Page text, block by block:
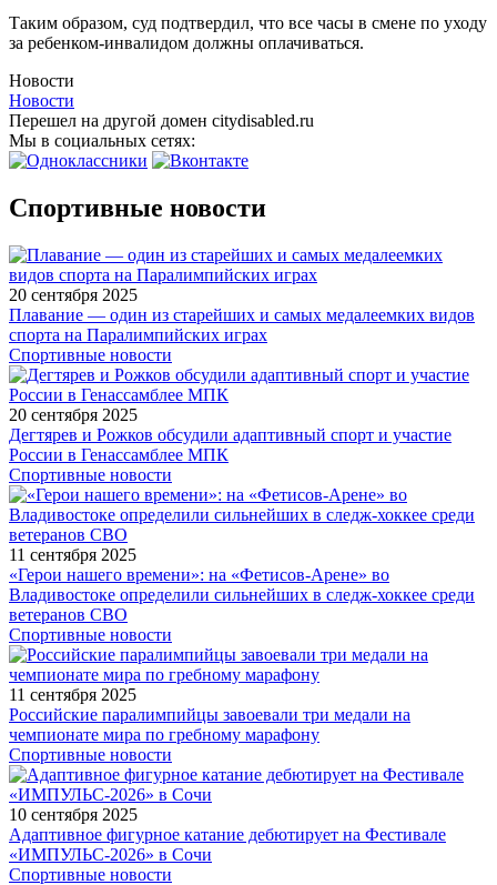
Таким образом, суд подтвердил, что все часы в смене по уходу
за ребенком-инвалидом должны оплачиваться.
Новости
Новости
Перешел на другой домен citydisabled.ru
Мы в социальных сетях:
Спортивные новости
20 сентября 2025
Плавание — один из старейших и самых медалеемких видов
спорта на Паралимпийских играх
Спортивные новости
20 сентября 2025
Дегтярев и Рожков обсудили адаптивный спорт и участие
России в Генассамблее МПК
Спортивные новости
11 сентября 2025
«Герои нашего времени»: на «Фетисов-Арене» во
Владивостоке определили сильнейших в следж-хоккее среди
ветеранов СВО
Спортивные новости
11 сентября 2025
Российские паралимпийцы завоевали три медали на
чемпионате мира по гребному марафону
Спортивные новости
10 сентября 2025
Адаптивное фигурное катание дебютирует на Фестивале
«ИМПУЛЬС-2026» в Сочи
Спортивные новости